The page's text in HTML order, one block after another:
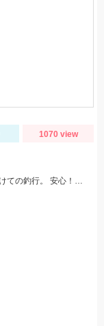
1070 view
いいサイズになって来ました。 靴裏フェルト貼り付けての釣行。 安心！店長〜アドバイスありがとうございました！